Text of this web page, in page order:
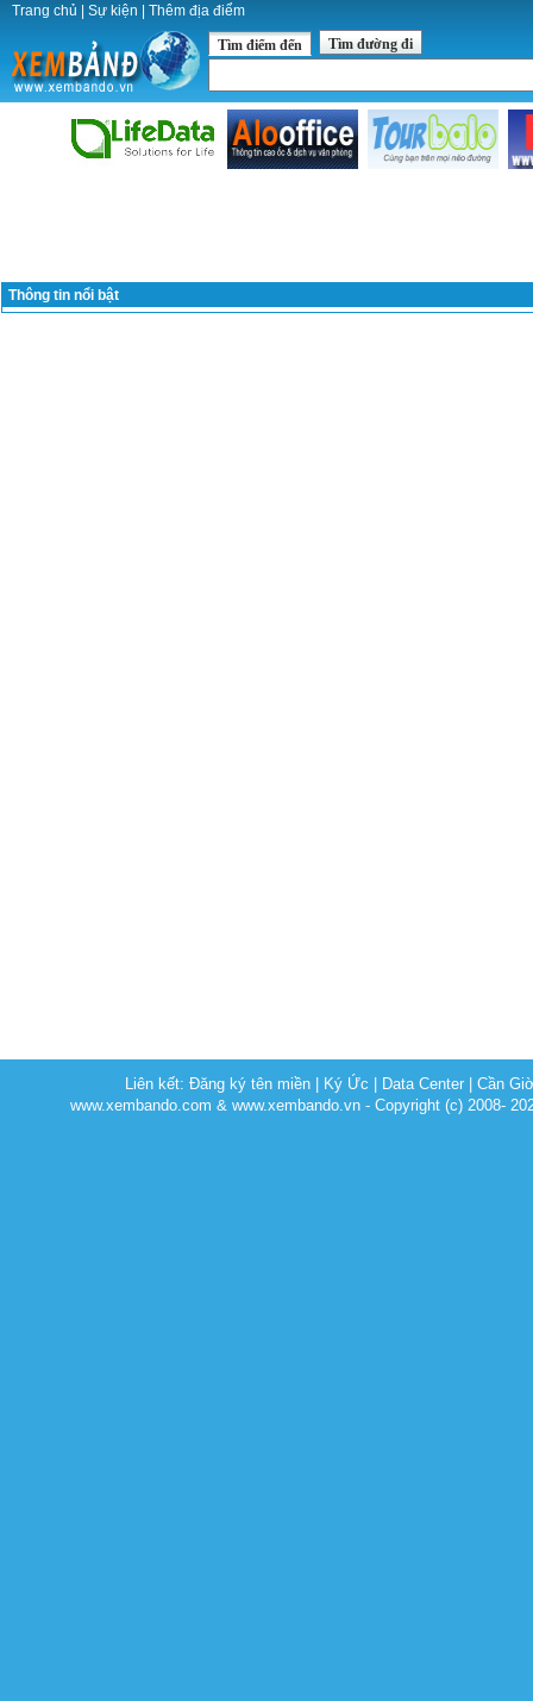
Trang chủ Sự kiện Thêm địa điểm
Tìm điểm đến Tìm đường đi
Thông tin nổi bật
Liên kết:Đăng ký tên miền Ký Ức Data Center |Cần
www.xembando.com & www.xembando.vn - Copyright (c) 2008-